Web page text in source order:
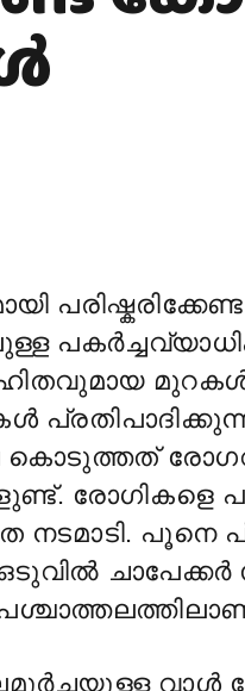
കൊടുത്തത്
രോഗികളെ
പൂനെ
വാൾ